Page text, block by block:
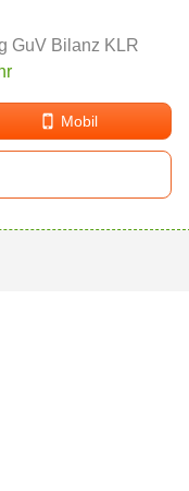
GuV Bilanz KLR
Mobil